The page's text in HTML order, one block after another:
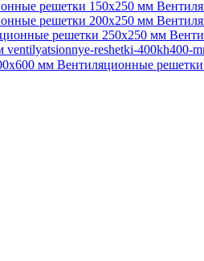
решетки 150х250 мм
решетки 200х250 мм
решетки 250х250 мм
ventilyatsionnye-reshetki-400kh400-
мм Вентиляционные